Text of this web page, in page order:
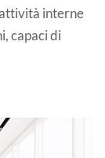
interne
capaci di